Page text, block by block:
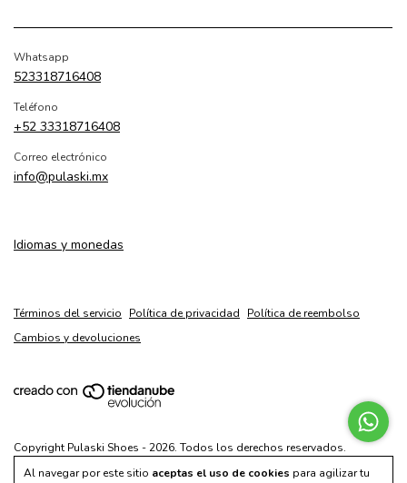
Al navegar por este sitio aceptas el uso de cookies para agilizar tu
Whatsapp
523318716408
Teléfono
+52 33318716408
Correo electrónico
info@pulaski.mx
Idiomas y monedas
Términos del servicio Política de privacidad
Política de reembolso
Cambios y devoluciones
Copyright Pulaski Shoes - 2026. Todos los derechos reservados.